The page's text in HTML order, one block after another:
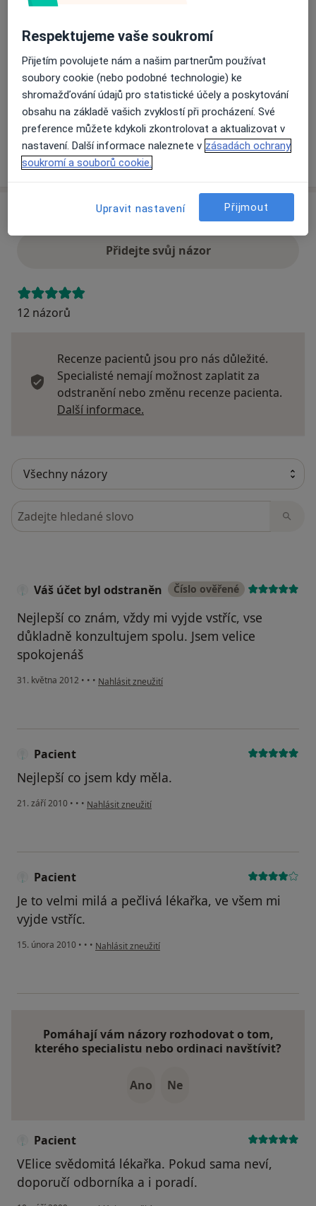
Co mám v takové situaci udělat?
Způsoby platby (soukromé návštěvy)
Na teto adrese lékař přijímá pacienty na pojišťovnu
Detaily
Více
Přidejte svůj názor
12 názorů
Recenze pacientů jsou pro nás důležité.
Specialisté nemají možnost zaplatit za
odstranění nebo změnu recenze pacienta.
Další informace.
Hledejte v názorech
Váš účet byl odstraněn Číslo ověřené
Nejlepší co znám, vždy mi vyjde vstříc, vse
důkladně konzultujem spolu. Jsem velice
spokojenáš
31. května 2012 • • • podle názoru uživatele Váš účet byl odstraněn
Nahlásit zneužití
Pacient
Nejlepší co jsem kdy měla.
21. září 2010 • • • podle názoru uživatele Pacient
Nahlásit zneužití
Pacient
Je to velmi milá a pečlivá lékařka, ve všem mi
vyjde vstříc.
15. února 2010 • • • podle názoru uživatele Pacient
Nahlásit zneužití
Pomáhají vám názory rozhodovat o tom,
kterého specialistu nebo ordinaci navštívit?
Ano Ne
Pacient
VElice svědomitá lékařka. Pokud sama neví,
doporučí odborníka a i poradí.
Respektujeme vaše soukromí
Přijetím povolujete nám a našim partnerům používat
soubory cookie (nebo podobné technologie) ke
shromažďování údajů pro statistické účely a poskytování
obsahu na základě vašich zvyklostí při procházení. Své
preference můžete kdykoli zkontrolovat a aktualizovat v
nastavení. Další informace naleznete v zásadách ochrany
soukromí a souborů cookie.
Upravit nastavení Přijmout